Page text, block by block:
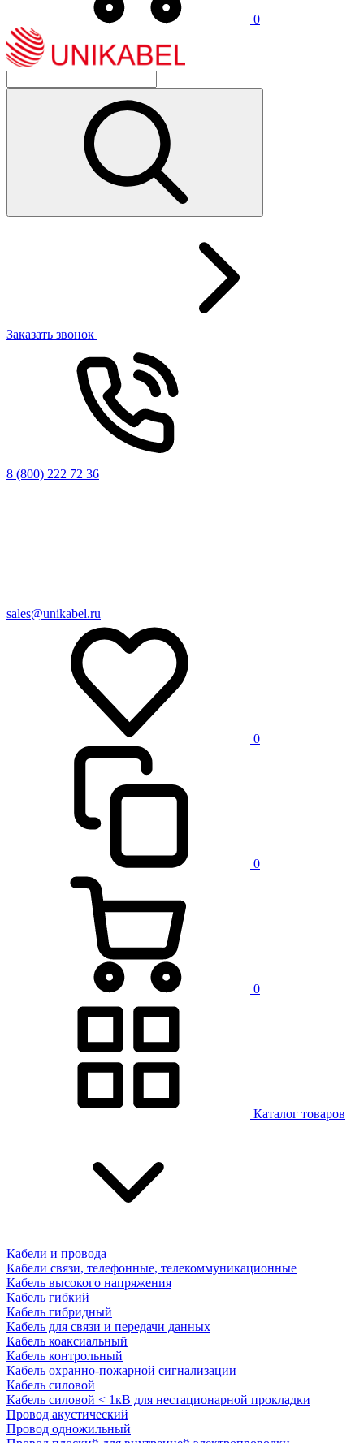
0
Заказать звонок
8 (800) 222 72 36
sales@unikabel.ru
0
0
0
Каталог товаров
Кабели и провода
Кабели связи, телефонные, телекоммуникационные
Кабель высокого напряжения
Кабель гибкий
Кабель гибридный
Кабель для связи и передачи данных
Кабель коаксиальный
Кабель контрольный
Кабель охранно-пожарной сигнализации
Кабель силовой
Кабель силовой < 1кВ для нестационарной прокладки
Провод акустический
Провод одножильный